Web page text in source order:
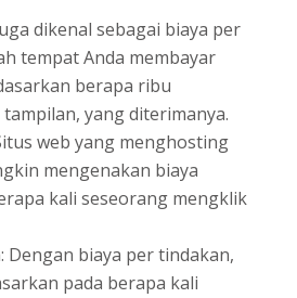
dikenal sebagai biaya per
tempat Anda membayar
berapa ribu
yang diterimanya.
web yang menghosting
mengenakan biaya
kali seseorang mengklik
Dengan biaya per tindakan,
pada berapa kali